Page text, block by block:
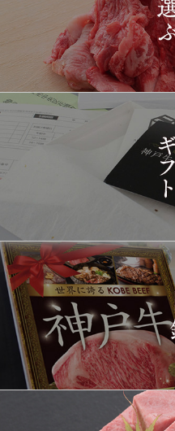
17:26:00
1427
2026-
03-15
16:35:00
1428
2026-
03-15
14:10:00
1429
2026-
14:10:00
2026-
12:23:00
1431
2026-
03-15
08:48:00
1432
2026-
03-14
22:21:00
2026-
03-14
20:55:00